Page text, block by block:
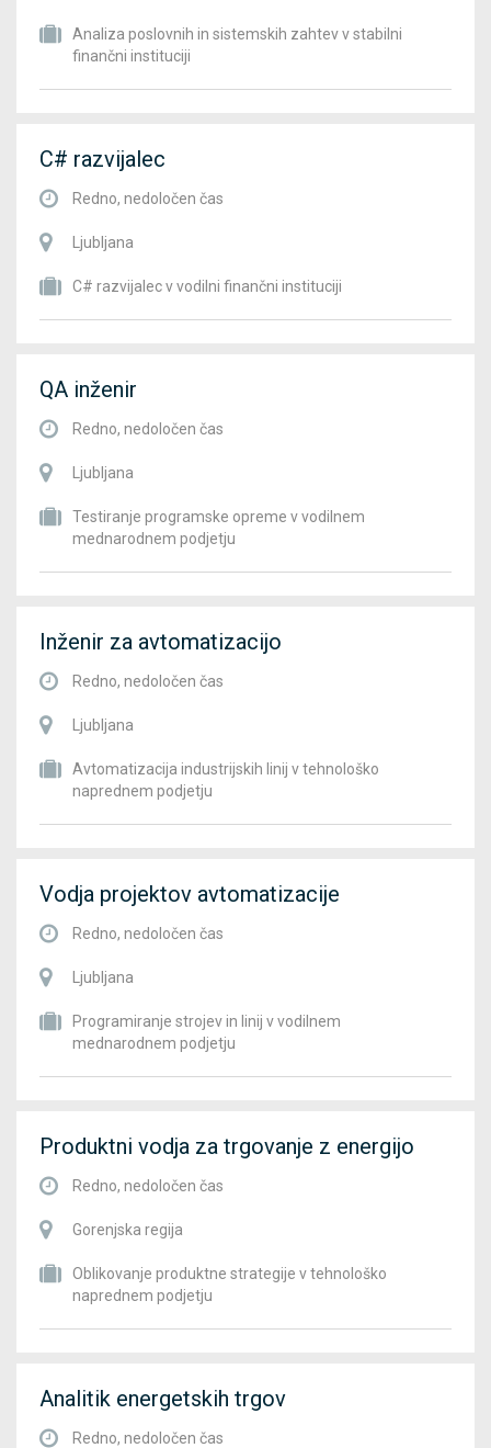
Analiza poslovnih in sistemskih zahtev v stabilni
finančni instituciji
C# razvijalec
Redno, nedoločen čas
Ljubljana
C# razvijalec v vodilni finančni instituciji
QA inženir
Redno, nedoločen čas
Ljubljana
Testiranje programske opreme v vodilnem
mednarodnem podjetju
Inženir za avtomatizacijo
Redno, nedoločen čas
Ljubljana
Avtomatizacija industrijskih linij v tehnološko
naprednem podjetju
Vodja projektov avtomatizacije
Redno, nedoločen čas
Ljubljana
Programiranje strojev in linij v vodilnem
mednarodnem podjetju
Produktni vodja za trgovanje z energijo
Redno, nedoločen čas
Gorenjska regija
Oblikovanje produktne strategije v tehnološko
naprednem podjetju
Analitik energetskih trgov
Redno, nedoločen čas